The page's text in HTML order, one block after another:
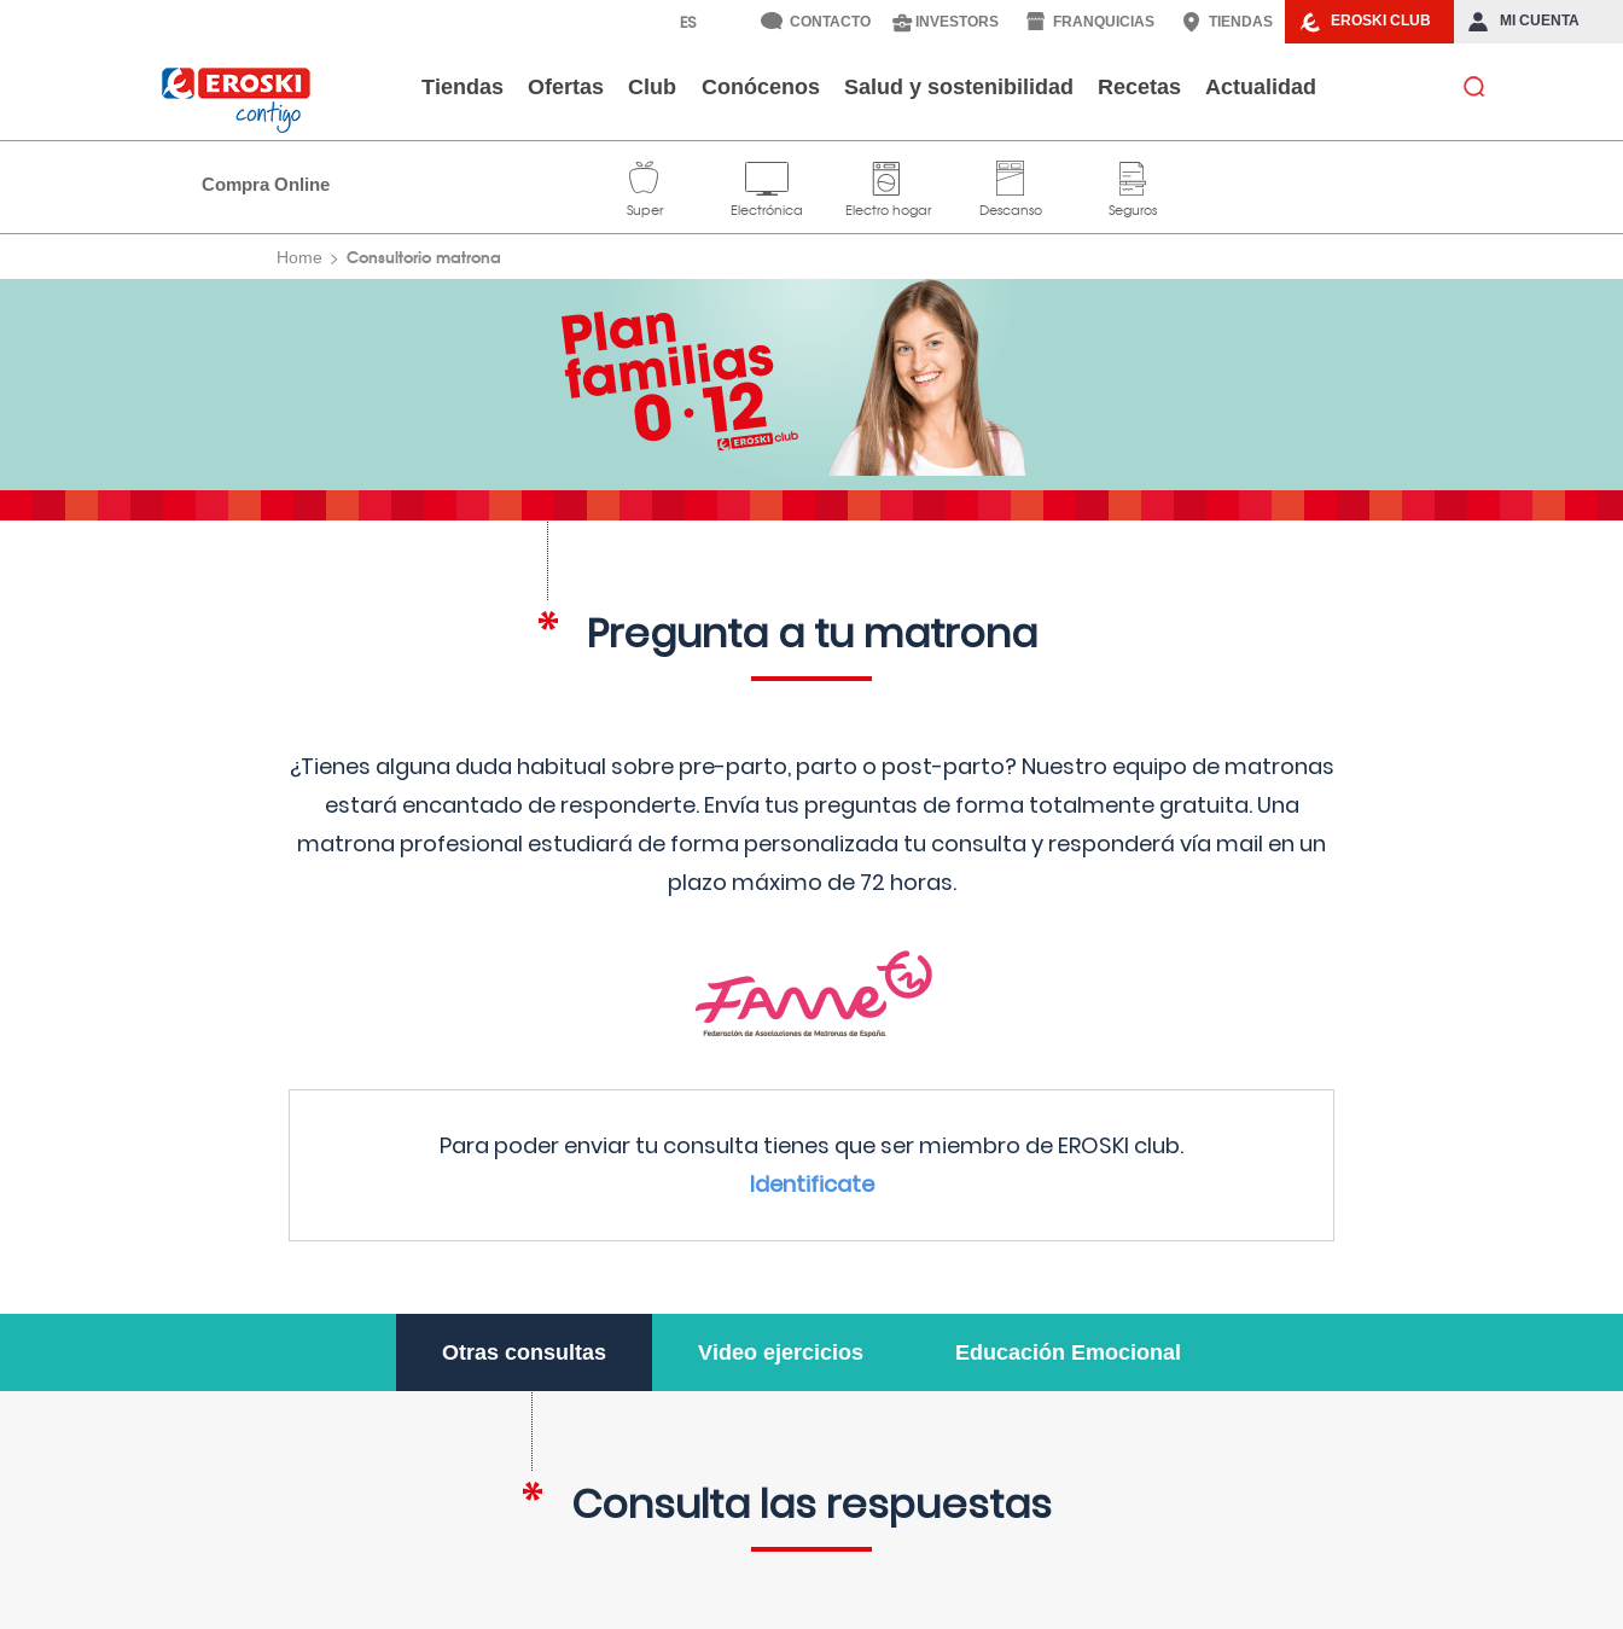
EROSKI CLUB MI CUENTA
CONTACTO INVESTORS FRANQUICIAS TIENDAS
Tiendas Ofertas Club Conócenos Salud y sostenibilidad Recetas Actualidad
Compra Online
Home Consultorio matrona
Pregunta a tu matrona
¿Tienes alguna duda habitual sobre pre-parto, parto o post-parto? Nuestro equipo de matronas
estará encantado de responderte. Envía tus preguntas de forma totalmente gratuita. Una
matrona profesional estudiará de forma personalizada tu consulta y responderá vía mail en un
plazo máximo de 72 horas.
Para poder enviar tu consulta tienes que ser miembro de EROSKI club.
Identificate
Otras consultas Video ejercicios Educación Emocional
Consulta las respuestas